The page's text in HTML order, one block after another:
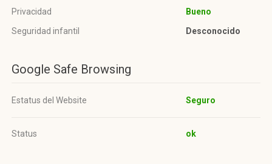
Privacidad
Bueno
Seguridad infantil
Desconocido
Google Safe Browsing
Estatus del Website Seguro
Status ok